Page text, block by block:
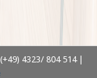
4323/ 804 514 |